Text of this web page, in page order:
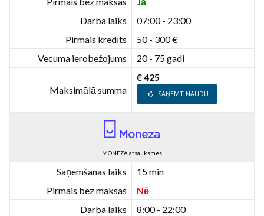
Darba laiks
07:00 - 23:00
Pirmais kredīts
50 - 300 €
Vecuma ierobežojums
20 - 75 gadi
Maksimālā summa
€ 425
SAŅEMT NAUDU
MONEZA atsauksmes
Saņemšanas laiks
15 min
Pirmais bez maksas
Nē
Darba laiks
8:00 - 22:00